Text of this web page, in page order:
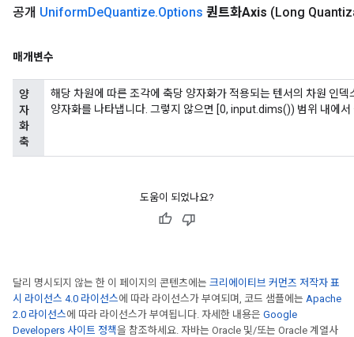
공개 UniformDeQuantize.Options 퀀트화Axis (Long
매개변수
양
자
화
축
해당 차원에 따른 조각에 축당 양자화가 적용되는 텐서의 차원 인
양자화를 나타냅니다. 그렇지 않으면 [0, input.dims()) 범위 내에서
도움이 되었나요?
달리 명시되지 않는 한 이 페이지의 콘텐츠에는 크리에이티브 커먼즈 저작자 표
시 라이선스 4.0 라이선스에 따라 라이선스가 부여되며, 코드 샘플에는 Apache
2.0 라이선스에 따라 라이선스가 부여됩니다. 자세한 내용은 Google
Developers 사이트 정책을 참조하세요. 자바는 Oracle 및/또는 Oracle 계열사